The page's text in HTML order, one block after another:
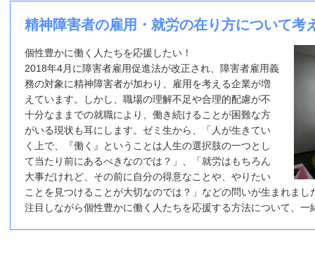
精神障害者の雇用・就労の在り方について考
個性豊かに働く人たちを応援したい！
2018年4月に障害者雇用促進法が改正され、障害者雇用義
務の対象に精神障害者が加わり、雇用を考える企業が増
えています。しかし、職場の理解不足や合理的配慮が不
十分なままでの就職により、働き続けることが困難な方
がいる現状も耳にします。ゼミ生から、「人が生きてい
く上で、『働く』ということは人生の選択肢の一つとし
て当たり前にあるべきなのでは？」、「就労はもちろん
大事だけれど、その前に自分の得意なことや、やりたい
ことを見つけることが大切なのでは？」などの問いが生まれま
注目しながら個性豊かに働く人たちを応援する方法について、一